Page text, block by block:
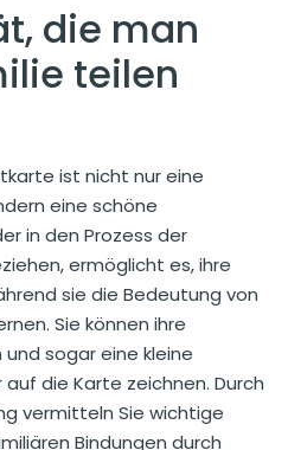
die man
teilen
ist nicht nur eine
eine schöne
in den Prozess der
ermöglicht es, ihre
sie die Bedeutung von
Sie können ihre
sogar eine kleine
die Karte zeichnen. Durch
vermitteln Sie wichtige
Bindungen durch